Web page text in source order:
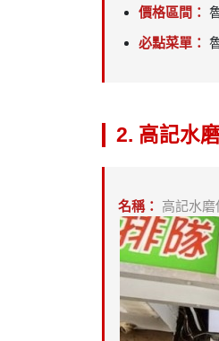
價格區間：
必點菜單：
2. 高記水
名稱： 高記水